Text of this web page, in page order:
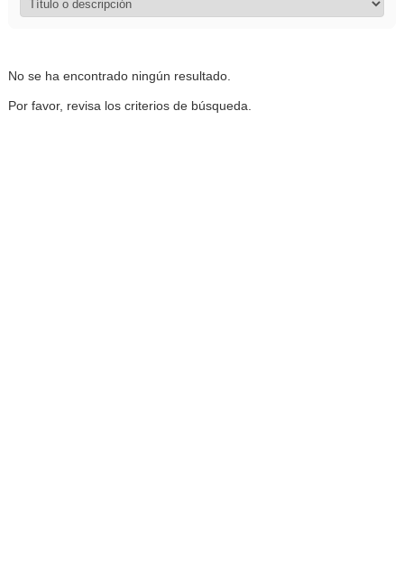
No se ha encontrado ningún resultado.
Por favor, revisa los criterios de búsqueda.